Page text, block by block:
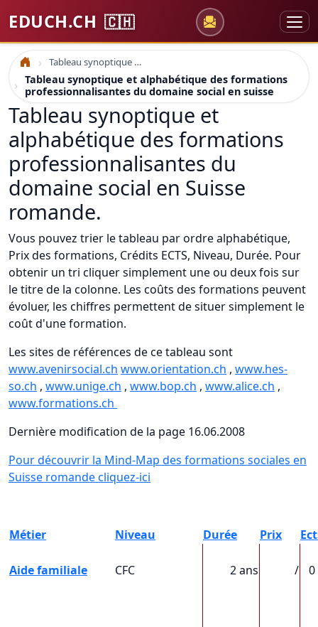
EDUCH.CH 🇨🇭
Accueil Tableau synoptique et alphabétique des formations professionnalisantes du domaine social en suisse
Tableau synoptique et alphabétique des formations
professionnalisantes du domaine social en suisse
Tableau synoptique et
alphabétique des formations
professionnalisantes du
domaine social en Suisse
romande.
Vous pouvez trier le tableau par ordre alphabétique,
Prix des formations, Crédits ECTS, Niveau, Durée. Pour
obtenir un tri cliquer simplement une ou deux fois sur
le titre de la colonne. Les coûts des formations peuvent
évoluer, les chiffres permettent de situer simplement le
coût d'une formation.
Les sites de références de ce tableau sont
www.avenirsocial.ch www.orientation.ch , www.hes-
so.ch , www.unige.ch , www.bop.ch , www.alice.ch ,
www.formations.ch
Dernière modification de la page 16.06.2008
Pour découvrir la Mind-Map des formations sociales en
Suisse romande cliquez-ici
Métier Niveau Durée Prix
Aide familiale CFC 2 ans / 0